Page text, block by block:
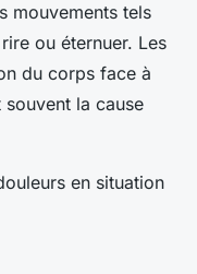
mouvements tels
ou éternuer. Les
du corps face à
souvent la cause
en situation